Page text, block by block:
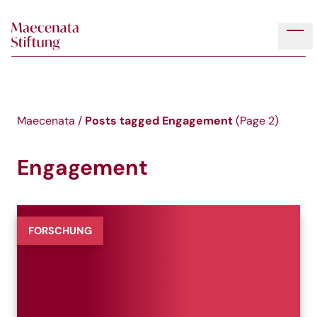
Maecenata / Posts tagged Engagement (Page 2)
Engagement
FORSCHUNG